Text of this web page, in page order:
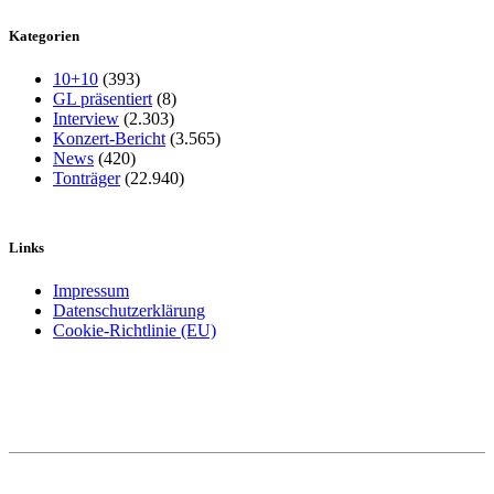
Kategorien
10+10 (393)
GL präsentiert (8)
Interview (2.303)
Konzert-Bericht (3.565)
News (420)
Tonträger(22.940)
Links
Impressum
Datenschutzerklärung
Cookie-Richtlinie (EU)